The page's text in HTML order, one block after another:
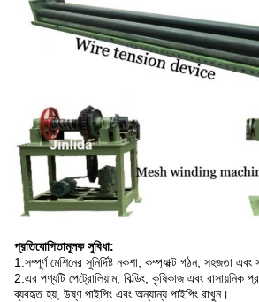
প্রতিযোগিতামূলক সুবিধা:
1. সম্পূর্ণ মেশিনের সুনির্দিষ্ট নকশা, কম্প্যাক্ট গঠন, সহজতা
2. এর পণ্যটি পেট্রোলিয়াম, বিল্ডিং, কৃষিকাজ এবং রাসায়নিক
ব্যবহৃত হয়, উষ্ণ পাইপিং এবং অন্যান্য পাইপিং রাখুন।